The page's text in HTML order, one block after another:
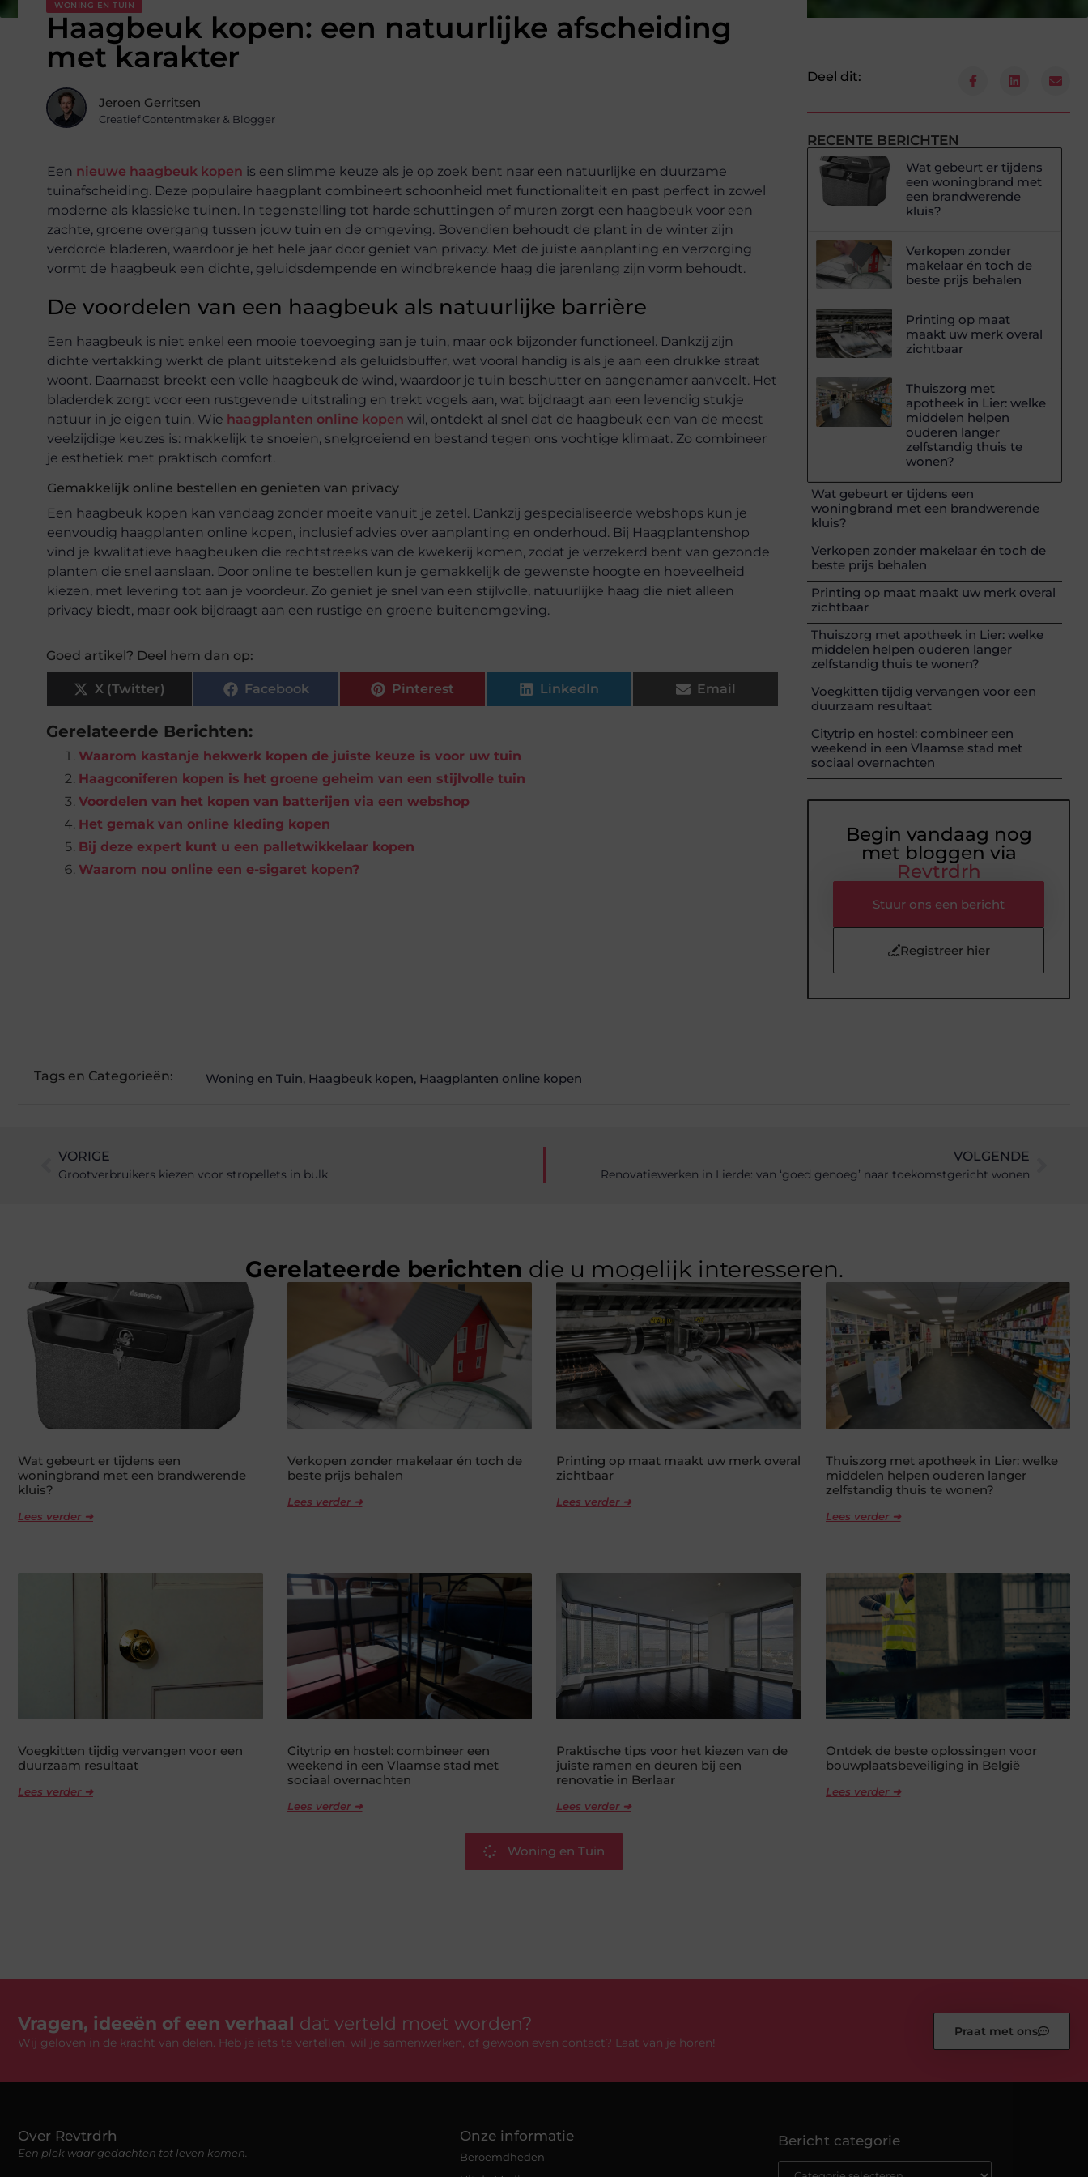
WONING EN TUIN
Haagbeuk kopen: een natuurlijke afscheiding
met karakter
Jeroen Gerritsen
Creatief Contentmaker & Blogger
Een nieuwe haagbeuk kopen is een slimme keuze als je op zoek bent naar een natuurlijke en duurzame
tuinafscheiding. Deze populaire haagplant combineert schoonheid met functionaliteit en past perfect in zowel
moderne als klassieke tuinen. In tegenstelling tot harde schuttingen of muren zorgt een haagbeuk voor een
zachte, groene overgang tussen jouw tuin en de omgeving. Bovendien behoudt de plant in de winter zijn
verdorde bladeren, waardoor je het hele jaar door geniet van privacy. Met de juiste aanplanting en verzorging
vormt de haagbeuk een dichte, geluidsdempende en windbrekende haag die jarenlang zijn vorm behoudt.
De voordelen van een haagbeuk als natuurlijke barrière
Een haagbeuk is niet enkel een mooie toevoeging aan je tuin, maar ook bijzonder functioneel. Dankzij zijn
dichte vertakking werkt de plant uitstekend als geluidsbuffer, wat vooral handig is als je aan een drukke straat
woont. Daarnaast breekt een volle haagbeuk de wind, waardoor je tuin beschutter en aangenamer aanvoelt. Het
bladerdek zorgt voor een rustgevende uitstraling en trekt vogels aan, wat bijdraagt aan een levendig stukje
natuur in je eigen tuin. Wie haagplanten online kopen wil, ontdekt al snel dat de haagbeuk een van de meest
veelzijdige keuzes is: makkelijk te snoeien, snelgroeiend en bestand tegen ons vochtige klimaat. Zo combineer
je esthetiek met praktisch comfort.
Gemakkelijk online bestellen en genieten van privacy
Een haagbeuk kopen kan vandaag zonder moeite vanuit je zetel. Dankzij gespecialiseerde webshops kun je
eenvoudig haagplanten online kopen, inclusief advies over aanplanting en onderhoud. Bij Haagplantenshop
vind je kwalitatieve haagbeuken die rechtstreeks van de kwekerij komen, zodat je verzekerd bent van gezonde
planten die snel aanslaan. Door online te bestellen kun je gemakkelijk de gewenste hoogte en hoeveelheid
kiezen, met levering tot aan je voordeur. Zo geniet je snel van een stijlvolle, natuurlijke haag die niet alleen
privacy biedt, maar ook bijdraagt aan een rustige en groene buitenomgeving.
Goed artikel? Deel hem dan op:
X (Twitter) Facebook Pinterest LinkedIn Email
Gerelateerde Berichten:
Waarom kastanje hekwerk kopen de juiste keuze is voor uw tuin
Haagconiferen kopen is het groene geheim van een stijlvolle tuin
Voordelen van het kopen van batterijen via een webshop
Het gemak van online kleding kopen
Bij deze expert kunt u een palletwikkelaar kopen
Waarom nou online een e-sigaret kopen?
Deel dit:
RECENTE BERICHTEN
Wat gebeurt er tijdens
een woningbrand met
een brandwerende
kluis?
Verkopen zonder
makelaar én toch de
beste prijs behalen
Printing op maat
maakt uw merk overal
zichtbaar
Thuiszorg met
apotheek in Lier: welke
middelen helpen
ouderen langer
zelfstandig thuis te
wonen?
Wat gebeurt er tijdens een
woningbrand met een brandwerende
kluis?
Verkopen zonder makelaar én toch de
beste prijs behalen
Printing op maat maakt uw merk overal
zichtbaar
Thuiszorg met apotheek in Lier: welke
middelen helpen ouderen langer
zelfstandig thuis te wonen?
Voegkitten tijdig vervangen voor een
duurzaam resultaat
Citytrip en hostel: combineer een
weekend in een Vlaamse stad met
sociaal overnachten
Begin vandaag nog
met bloggen via
Revtrdrh
Stuur ons een bericht
Registreer hier
Tags en Categorieën: Woning en Tuin, Haagbeuk kopen, Haagplanten online kopen
VORIGE
Grootverbruikers kiezen voor stropellets in bulk
VOLGENDE
Renovatiewerken in Lierde: van ‘goed genoeg’ naar toekomstgericht wonen
Gerelateerde berichten die u mogelijk interesseren.
Wat gebeurt er tijdens een
woningbrand met een brandwerende
kluis?
Lees verder ➜
Verkopen zonder makelaar én toch de
beste prijs behalen
Lees verder ➜
Printing op maat maakt uw merk overal
zichtbaar
Lees verder ➜
Thuiszorg met apotheek in Lier: welke
middelen helpen ouderen langer
zelfstandig thuis te wonen?
Lees verder ➜
Voegkitten tijdig vervangen voor een
duurzaam resultaat
Lees verder ➜
Citytrip en hostel: combineer een
weekend in een Vlaamse stad met
sociaal overnachten
Lees verder ➜
Praktische tips voor het kiezen van de
juiste ramen en deuren bij een
renovatie in Berlaar
Lees verder ➜
Ontdek de beste oplossingen voor
bouwplaatsbeveiliging in België
Lees verder ➜
Woning en Tuin
Vragen, ideeën of een verhaal dat verteld moet worden?
Wij geloven in de kracht van delen. Heb je iets te vertellen, wil je samenwerken, of gewoon even contact? Laat van je horen!
Praat met ons
Over Revtrdrh
Een plek waar gedachten tot leven komen.
Onze informatie
Beroemdheden
Bericht categorie